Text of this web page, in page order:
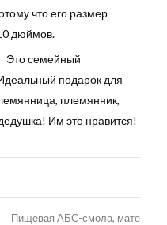
что его размер
дюймов.
семейный
подарок для
племянник,
Им это нравится!
Пищевая АБС-смола,